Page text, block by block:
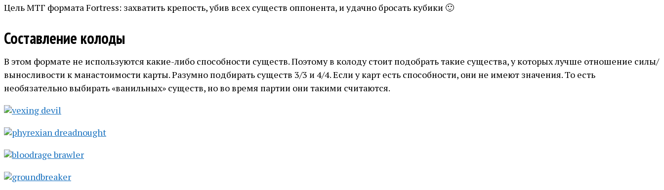
Цель МТГ формата Fortress: захватить крепость, убив всех существ оппонента, и удачно бросать кубики 🙂
Составление колоды
В этом формате не используются какие-либо способности существ. Поэтому в колоду стоит подобрать такие существа, у которых лучше отношение силы/
выносливости к манастоимости карты. Разумно подбирать существ 3/3 и 4/4. Если у карт есть способности, они не имеют значения. То есть
необязательно выбирать «ванильных» существ, но во время партии они такими считаются.